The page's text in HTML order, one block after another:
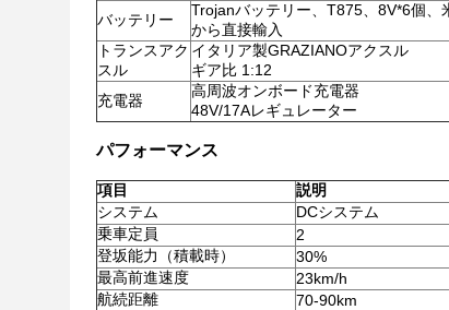
バッテリー
Trojanバッテリー、T875、8V*6個、
から直接輸入
トランスアク
スル
イタリア製GRAZIANOアクスル
ギア比 1:12
充電器
高周波オンボード充電器
48V/17Aレギュレーター
パフォーマンス
項目
説明
システム
DCシステム
乗車定員
2
登坂能力（積載時）
30%
最高前進速度
23km/h
航続距離
70-90km